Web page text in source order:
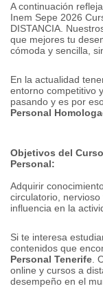
A continuación
Inem Sepe 2026
DISTANCIA.
que mejores tu
cómoda y sencilla,
En la actualidad
entorno competitivo
pasando y es por
Personal
Objetivos del
Personal:
Adquirir
circulatorio,
influencia en la
Si te interesa
contenidos que
Personal Tenerife .
online y cursos a
desempeño en el